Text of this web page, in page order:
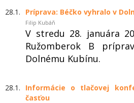
28.1. Príprava: Béčko vyhralo v
Filip Kubáň
V stredu 28. januára
Ružomberok B
Dolnému Kubínu.
28.1.
Informácie o tlačovej
časťou